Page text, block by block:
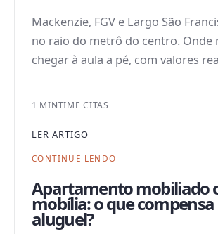
Mackenzie, FGV e Largo São
no raio do metrô do centro. Onde
chegar à aula a pé, com valores
1 MINTIME CITAS
LER ARTIGO
CONTINUE LENDO
Apartamento mobiliado
mobília: o que
aluguel?